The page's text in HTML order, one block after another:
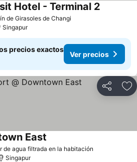
de Girasoles de Changi
Hotel - Terminal 2
Singapur
precios exactos
Ver precios
Compartir
de agua filtrada en la habitación
East
Singapur